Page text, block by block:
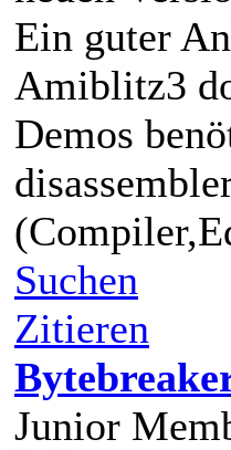
Ein guter
Amiblitz3
Demos
Suchen
Zitieren
Junior